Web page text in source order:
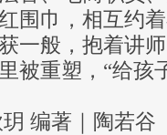
围巾，相互约
一般，抱着讲
被重塑，“给孩
编著｜陶若谷